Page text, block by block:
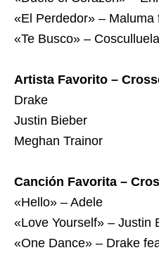
«El Perdedor» – Maluma
«Te Busco» –
Artista Favorito –
Drake
Justin Bieber
Meghan Trainor
Canción Favorita –
«Hello» – Adele
«Love Yourself» – Justin
«One Dance» – Drake